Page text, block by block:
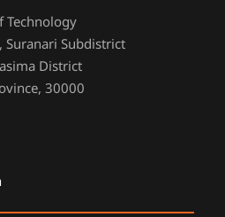
Technology
Subdistrict
District
30000